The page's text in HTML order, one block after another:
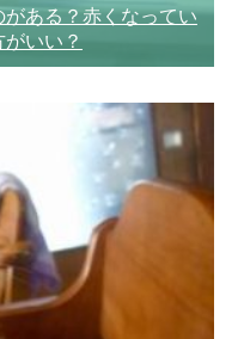
ある？赤くなってい
いい？